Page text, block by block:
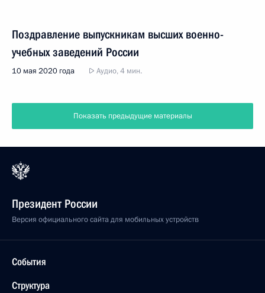
Поздравление выпускникам высших военно-
учебных заведений России
10 мая 2020 года Аудио, 4 мин.
Показать предыдущие материалы
Президент России
Версия официального сайта для мобильных устройств
События
Структура